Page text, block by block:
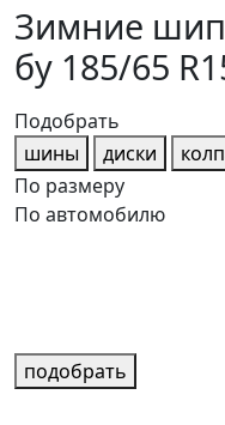
Зимние
бу 185/65
Подобрать
шины
диски
По размеру
По автомобилю
подобрать